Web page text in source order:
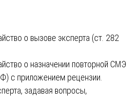
о вызове эксперта (ст. 282
о назначении повторной СМЭ
с приложением рецензии.
задавая вопросы,